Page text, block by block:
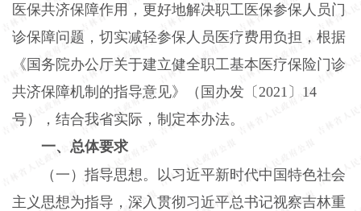
医保共济保障作用，更好地解决职工医保参保人员门
诊保障问题，切实减轻参保人员医疗费用负担，根据
《国务院办公厅关于建立健全职工基本医疗保险门诊
共济保障机制的指导意见》（国办发〔2021〕14
号），结合我省实际，制定本办法。
一、总体要求
（一）指导思想。以习近平新时代中国特色社会
主义思想为指导，深入贯彻习近平总书记视察吉林重